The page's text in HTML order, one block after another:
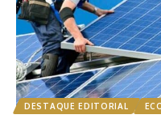
DESTAQUE EDITORIAL